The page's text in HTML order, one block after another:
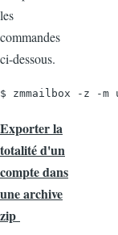
les
commandes
ci-dessous.
$ zmmailbox -z -m
Exporter la
totalité d'un
compte dans
une archive
zip